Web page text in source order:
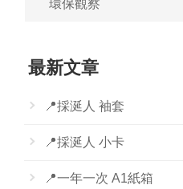
環保觀察
最新文章
📍採涎人 袖套
📍採涎人 小卡
📍一年一次 A1紙箱